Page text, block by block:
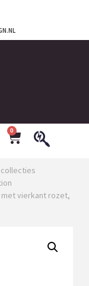
0
collecties
met vierkant rozet,